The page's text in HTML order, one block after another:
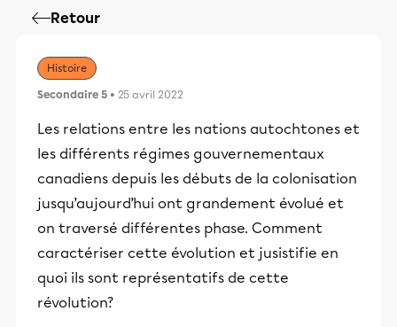
Retour
Histoire
Secondaire 5 • 25 avril 2022
Les relations entre les nations autochtones et
les différents régimes gouvernementaux
canadiens depuis les débuts de la colonisation
jusqu’aujourd’hui ont grandement évolué et
on traversé différentes phase. Comment
caractériser cette évolution et jusistifie en
quoi ils sont représentatifs de cette
révolution?